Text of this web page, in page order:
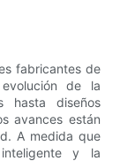
fabricantes de
de la
hasta diseños
avances están
A medida que
y la